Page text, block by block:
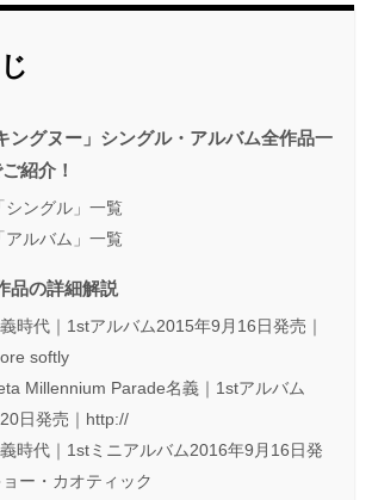
ングヌー」シングル・アルバム全作品一
紹介！
シングル」一覧
アルバム」一覧
品の詳細解説
時代｜1stアルバム2015年9月16日発売｜
softly
Millennium Parade名義｜1stアルバム
日発売｜http://
時代｜1stミニアルバム2016年9月16日発
ー・カオティック